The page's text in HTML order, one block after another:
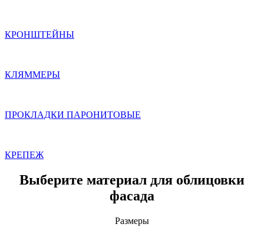
КРОНШТЕЙНЫ
КЛЯММЕРЫ
ПРОКЛАДКИ ПАРОНИТОВЫЕ
КРЕПЕЖ
Выберите материал для облицовки
фасада
Размеры